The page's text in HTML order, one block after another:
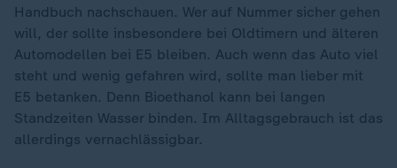
Handbuch nachschauen. Wer auf Nummer sicher gehen
will, der sollte insbesondere bei Oldtimern und älteren
Automodellen bei E5 bleiben. Auch wenn das Auto viel
steht und wenig gefahren wird, sollte man lieber mit
E5 betanken. Denn Bioethanol kann bei langen
Standzeiten Wasser binden. Im Alltagsgebrauch ist das
allerdings vernachlässigbar.